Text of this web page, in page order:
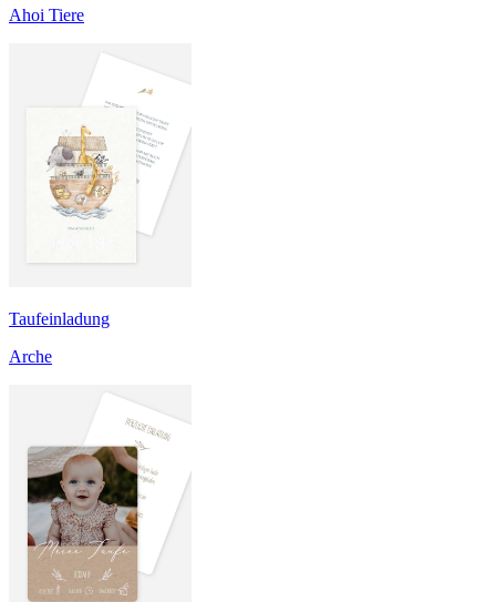
Ahoi Tiere
Taufeinladung
Arche